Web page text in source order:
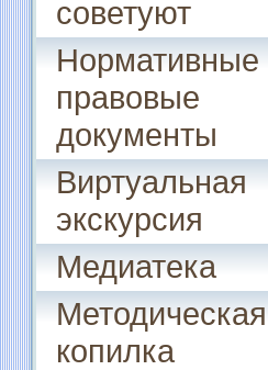
советуют
Нормативные
правовые
документы
Виртуальная
экскурсия
Медиатека
Методическая
копилка